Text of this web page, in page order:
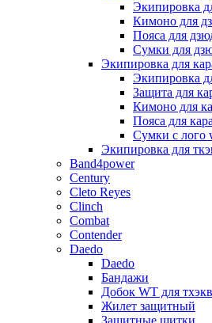
Экипировка
Кимоно для
Пояса для
Сумки для
Экипировка для
Экипировка
Защита для
Кимоно для
Пояса для
Сумки с лого
Экипировка для
Band4power
Century
Cleto Reyes
Clinch
Combat
Contender
Daedo
Daedo
Бандажи
Добок WT для
Жилет защитный
Защитные щитки